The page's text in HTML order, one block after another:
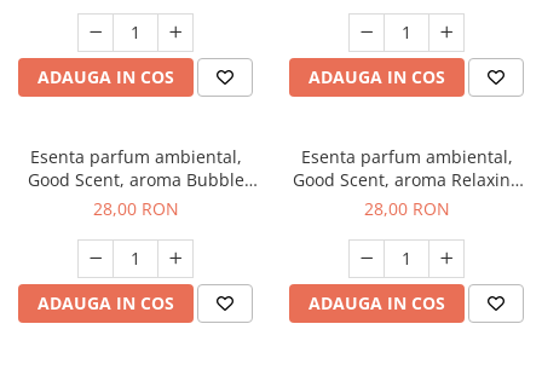
ADAUGA IN COS ADAUGA IN COS
Esenta parfum ambiental,
Good Scent, aroma Bubble
Gum, 20 g
28,00 RON
ADAUGA IN COS
Esenta parfum ambiental,
Good Scent, aroma Relaxing
Lavender, 20 g
28,00 RON
ADAUGA IN COS